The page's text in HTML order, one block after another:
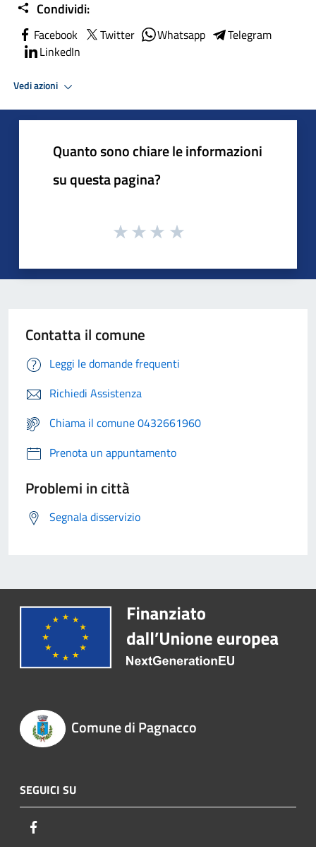
Condividi:
Facebook Twitter Whatsapp
Telegram
LinkedIn
Vedi azioni
Quanto sono chiare le informazioni
su questa pagina?
Contatta il comune
Leggi le domande frequenti
Richiedi Assistenza
Chiama il comune 0432661960
Prenota un appuntamento
Problemi in città
Segnala disservizio
Comune di Pagnacco
SEGUICI SU